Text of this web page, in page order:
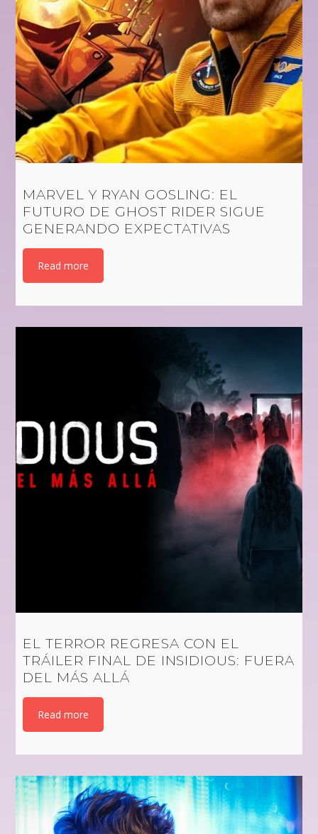
MARVEL Y RYAN GOSLING: EL
FUTURO DE GHOST RIDER SIGUE
GENERANDO EXPECTATIVAS
Read more
EL TERROR REGRESA CON EL
TRÁILER FINAL DE INSIDIOUS: FUERA
DEL MÁS ALLÁ
Read more